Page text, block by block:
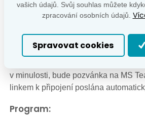
Pokud se budete chtít zúčastnit
v minulosti, bude pozvánka na MS
linkem k připojení poslána
Program:
vašich údajů. Svůj souhlas můžete
zpracování osobních údajů.
Spravovat cookies